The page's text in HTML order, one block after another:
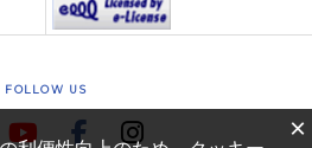
FOLLOW US
×